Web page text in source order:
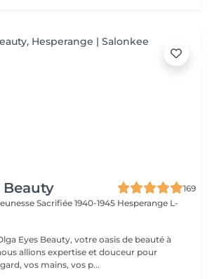
Beauty
169
Sacrifiée 1940-1945 Hesperange L-
Eyes Beauty, votre oasis de beauté à
allions expertise et douceur pour
vos mains, vos p...